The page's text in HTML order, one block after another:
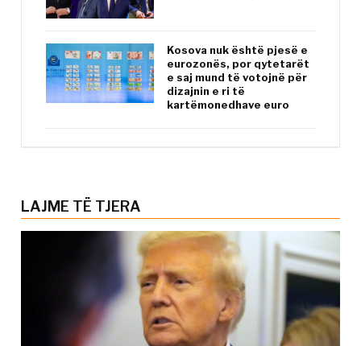
Kosova nuk është pjesë e
eurozonës, por qytetarët
e saj mund të votojnë për
dizajnin e ri të
kartëmonedhave euro
LAJME TË TJERA